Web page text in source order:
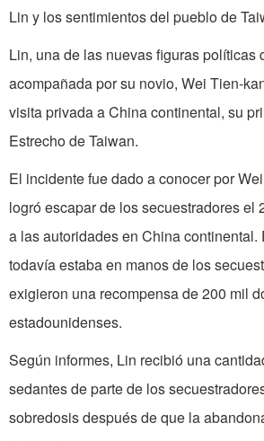
Lin y los sentimientos del pueblo de
Lin, una de las nuevas figuras políticas
acompañada por su novio, Wei Tien-
visita privada a China continental, su
Estrecho de Taiwan.
El incidente fue dado a conocer por
logró escapar de los secuestradores el
a las autoridades en China continental.
todavía estaba en manos de los
exigieron una recompensa de 200 mil
estadounidenses.
Según informes, Lin recibió una
sedantes de parte de los
sobredosis después de que la